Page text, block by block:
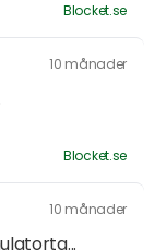
Blocket.se
10 månader
Blocket.se
10 månader